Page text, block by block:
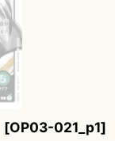
[OP03-021_p1]